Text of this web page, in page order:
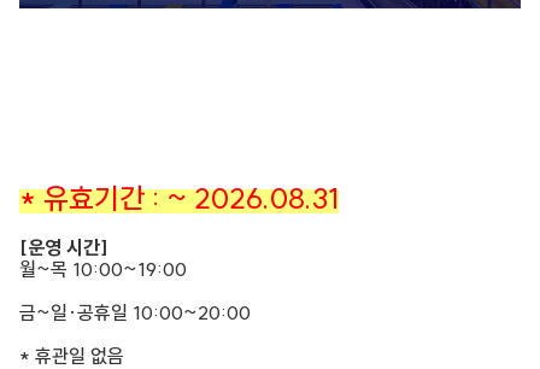
* 유효기간 : ~ 2026.08.31
[운영 시간]
월~목 10:00~19:00
금~일·공휴일 10:00~20:00
* 휴관일 없음